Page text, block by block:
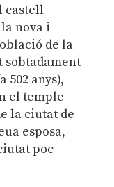
castell
nova i
de la
502 anys),
el temple
la ciutat de
esposa,
poc